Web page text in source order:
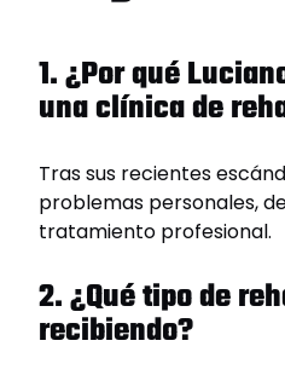
1. ¿Por qué
una clínica de
Tras sus recientes
problemas personales,
tratamiento profesional.
2. ¿Qué tipo de
recibiendo?